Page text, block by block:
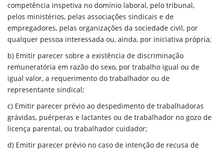
competência inspetiva no domínio laboral, pelo tribunal,
pelos ministérios, pelas associações sindicais e de
empregadores, pelas organizações da sociedade civil, por
qualquer pessoa interessada ou, ainda, por iniciativa própria;
b) Emitir parecer sobre a existência de discriminação
remuneratória em razão do sexo, por trabalho igual ou de
igual valor, a requerimento do trabalhador ou de
representante sindical;
c) Emitir parecer prévio ao despedimento de trabalhadoras
grávidas, puérperas e lactantes ou de trabalhador no gozo de
licença parental, ou trabalhador cuidador;
d) Emitir parecer prévio no caso de intenção de recusa de